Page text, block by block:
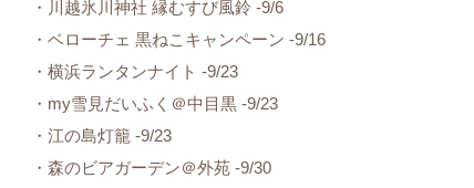
・川越氷川神社 縁むすび風鈴 -9/6
・ベローチェ 黒ねこキャンペーン -9/16
・横浜ランタンナイト -9/23
・my雪見だいふく＠中目黒 -9/23
・江の島灯籠 -9/23
・森のビアガーデン＠外苑 -9/30